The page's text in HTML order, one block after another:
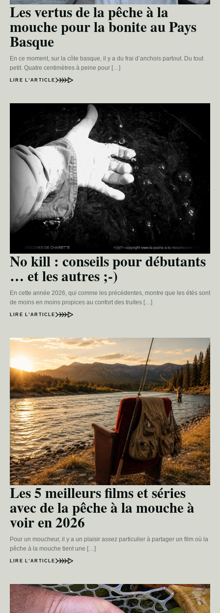
Les vertus de la pêche à la
mouche pour la bonite au Pays
Basque
En ce moment, sur la côte basque, il y a du frai d’anchois partout. Du tout
petit. Quatre centimètres à peine pour […]
LIRE L’ARTICLE
No kill : conseils pour débutants
… et les autres ;-)
En cette année 2026, qui comme les précédentes, montre que les étés sont
de moins en moins propices au confort des truites […]
LIRE L’ARTICLE
Les 5 meilleurs films et séries
avec de la pêche à la mouche à
voir en 2026
Pour un moucheur, il y a un plaisir assez particulier à partager un film où la
pêche à la mouche tient une […]
LIRE L’ARTICLE